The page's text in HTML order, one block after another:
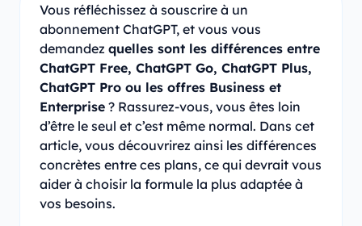
Vous réfléchissez à souscrire à un
abonnement ChatGPT, et vous vous
demandez quelles sont les différences entre
ChatGPT Free, ChatGPT Go, ChatGPT Plus,
ChatGPT Pro ou les offres Business et
Enterprise ? Rassurez-vous, vous êtes loin
d’être le seul et c’est même normal. Dans cet
article, vous découvrirez ainsi les différences
concrètes entre ces plans, ce qui devrait vous
aider à choisir la formule la plus adaptée à
vos besoins.